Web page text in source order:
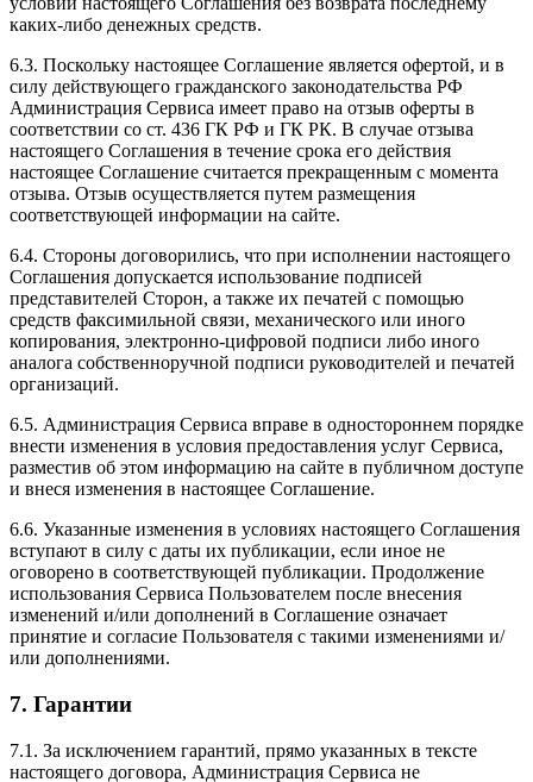
каких-либо денежных средств.
6.3. Поскольку настоящее Соглашение является офертой, и в
силу действующего гражданского законодательства РФ
Администрация Сервиса имеет право на отзыв оферты в
соответствии со ст. 436 ГК РФ и ГК РК. В случае отзыва
настоящего Соглашения в течение срока его действия
настоящее Соглашение считается прекращенным с момента
отзыва. Отзыв осуществляется путем размещения
соответствующей информации на сайте.
6.4. Стороны договорились, что при исполнении настоящего
Соглашения допускается использование подписей
представителей Сторон, а также их печатей с помощью
средств факсимильной связи, механического или иного
копирования, электронно-цифровой подписи либо иного
аналога собственноручной подписи руководителей и печатей
организаций.
6.5. Администрация Сервиса вправе в одностороннем порядке
внести изменения в условия предоставления услуг Сервиса,
разместив об этом информацию на сайте в публичном доступе
и внеся изменения в настоящее Соглашение.
6.6. Указанные изменения в условиях настоящего Соглашения
вступают в силу с даты их публикации, если иное не
оговорено в соответствующей публикации. Продолжение
использования Сервиса Пользователем после внесения
изменений и/или дополнений в Соглашение означает
принятие и согласие Пользователя с такими изменениями и/
или дополнениями.
7. Гарантии
7.1. За исключением гарантий, прямо указанных в тексте
настоящего договора, Администрация Сервиса не